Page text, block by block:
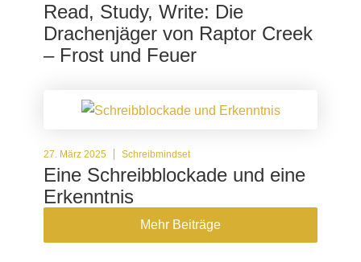
Mehr Beiträge
Read, Study, Write: Die
Drachenjäger von Raptor Creek
– Frost und Feuer
27. März 2025 Schreibmindset
Eine Schreibblockade und eine
Erkenntnis